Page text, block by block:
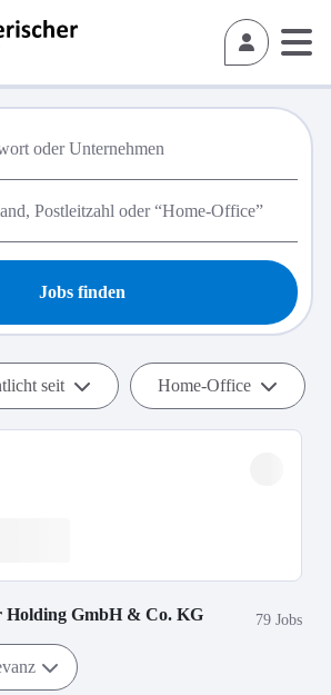
Jobs finden
seit Home-Office
Holding GmbH & Co. KG 79 Jobs